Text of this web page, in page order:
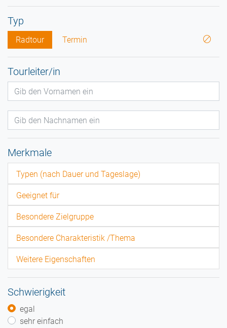
Typ
Radtour Termin
Tourleiter/in
Merkmale
Typen (nach Dauer und Tageslage)
Geeignet für
Besondere Zielgruppe
Besondere Charakteristik /Thema
Weitere Eigenschaften
Schwierigkeit
egal
sehr einfach